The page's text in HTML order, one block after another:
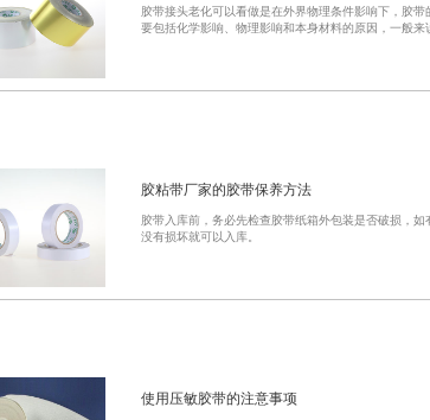
胶带接头老化可以看做是在外界物理条件影响下，胶
要包括化学影响、物理影响和本身材料的原因，一般来
胶粘带厂家的胶带保养方法
胶带入库前，务必先检查胶带纸箱外包装是否破损，
没有损坏就可以入库。
使用压敏胶带的注意事项